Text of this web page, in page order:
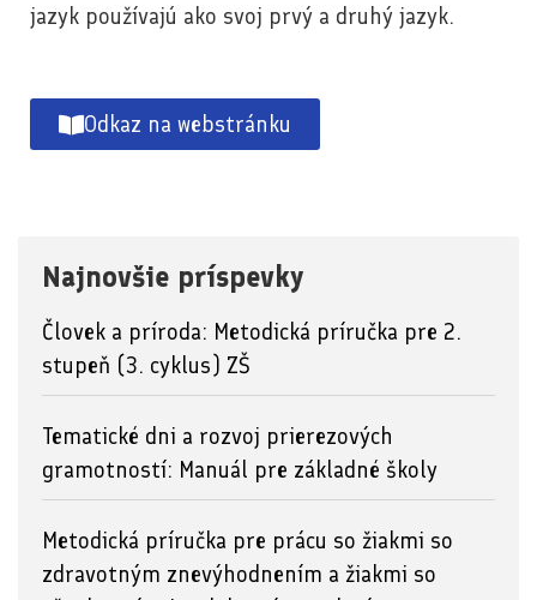
jazyk používajú ako svoj prvý a druhý jazyk.
Odkaz na webstránku
Najnovšie príspevky
Človek a príroda: Metodická príručka pre 2.
stupeň (3. cyklus) ZŠ
Tematické dni a rozvoj prierezových
gramotností: Manuál pre základné školy
Metodická príručka pre prácu so žiakmi so
zdravotným znevýhodnením a žiakmi so